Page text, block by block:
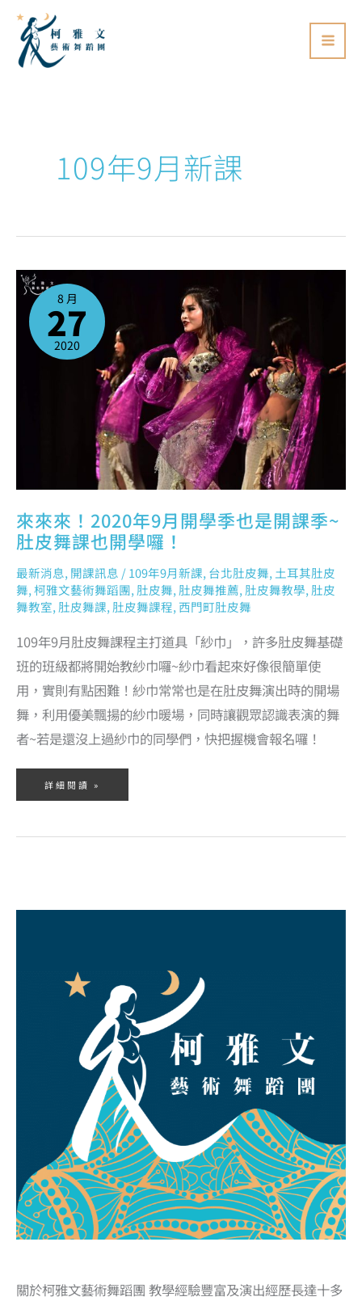
109年9月新課
8 月
27
2020
來來來！2020年9月開學季也是開課季~
肚皮舞課也開學囉！
最新消息,開課訊息 /109年9月新課,台北肚皮舞,土耳其肚皮
舞,柯雅文藝術舞蹈團,肚皮舞,肚皮舞推薦,肚皮舞教學,肚皮
舞教室,肚皮舞課,肚皮舞課程,西門町肚皮舞
109年9月肚皮舞課程主打道具「紗巾」，許多肚皮舞基礎
班的班級都將開始教紗巾囉~紗巾看起來好像很簡單使
用，實則有點困難！紗巾常常也是在肚皮舞演出時的開場
舞，利用優美飄揚的紗巾暖場，同時讓觀眾認識表演的舞
者~若是還沒上過紗巾的同學們，快把握機會報名囉！
來
來
來！
2020
9
月
開
學
季
也
是
詳細閱讀 »
關於柯雅文藝術舞蹈團 教學經驗豐富及演出經歷長達十多